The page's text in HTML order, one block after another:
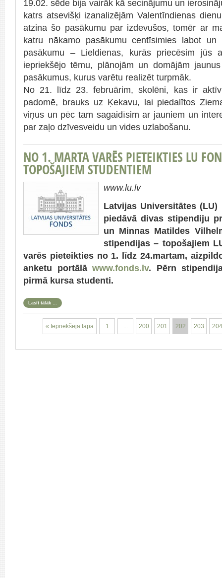
19.02. sēde bija vairāk kā secinājumu un
katrs atsevišķi izanalizējām Valentīndienas
atzina šo pasākumu par izdevušos, tomēr ar
katru nākamo pasākumu centīsimies labot un
pasākumu – Lieldienas, kurās priecēsim jūs
iepriekšējo tēmu, plānojām un domājām
pasākumus, kurus varētu realizēt turpmāk.
No 21. līdz 23. februārim, skolēni, kas ir
padomē, brauks uz Ķekavu, lai piedalītos
viņus un pēc tam sagaidīsim ar jauniem un
par zaļo dzīvesveidu un vides uzlabošanu.
NO 1. MARTA VARĒS PIETEIKTIES LU
TOPOŠAJIEM STUDENTIEM
www.lu.lv
Latvijas Universitātes (LU)
piedāvā divas stipendiju
un Minnas Matildes
stipendijas – topošajiem
varēs pieteikties no 1. līdz 24.martam,
anketu portālā www.fonds.lv. Pērn
pirmā kursa studenti.
Lasīt tālāk …
« Iepriekšējā lapa 1 200 201 202 203 204